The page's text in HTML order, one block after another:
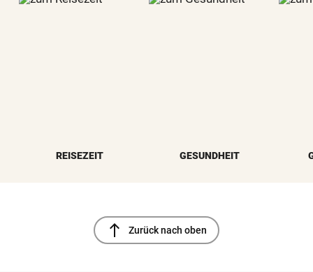
REISEZEIT GESUNDHEIT
north Zurück nach oben